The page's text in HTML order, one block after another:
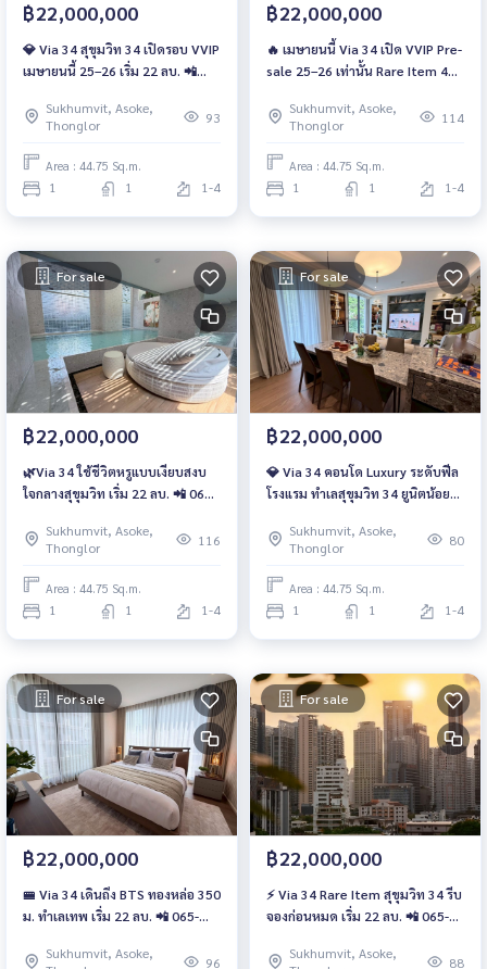
฿22,000,000
💎 Via 34 สุขุมวิท 34 เปิดรอบ VVIP
เมษายนนี้ 25–26 เริ่ม 22 ลบ. 📲
LINE : @wsrcondo
Sukhumvit, Asoke,
Thonglor
93
Area : 44.75 Sq.m.
1 1 1-4
฿22,000,000
🔥 เมษายนนี้ Via 34 เปิด VVIP Pre-
sale 25–26 เท่านั้น Rare Item 45
6166142 | LINE: @wsrcondo
Sukhumvit, Asoke,
Thonglor
114
Area : 44.75 Sq.m.
1 1 1-4
For sale
฿22,000,000
🌿Via 34 ใช้ชีวิตหรูแบบเงียบสงบ
ใจกลางสุขุมวิท เริ่ม 22 ลบ. 📲 065-
@wsrcondo
Sukhumvit, Asoke,
Thonglor
116
Area : 44.75 Sq.m.
1 1 1-4
For sale
฿22,000,000
💎 Via 34 คอนโด Luxury ระดับฟีล
โรงแรม ทำเลสุขุมวิท 34 ยูนิตน้อย
065-5639565 | LINE : @wsrcondo
Sukhumvit, Asoke,
Thonglor
80
Area : 44.75 Sq.m.
1 1 1-4
For sale
฿22,000,000
🚝 Via 34 เดินถึง BTS ทองหล่อ 350
ม. ทำเลเทพ เริ่ม 22 ลบ. 📲 065-
@wsrcondo
Sukhumvit, Asoke,
96
For sale
฿22,000,000
⚡ Via 34 Rare Item สุขุมวิท 34 รีบ
จองก่อนหมด เริ่ม 22 ลบ. 📲 065-
@wsrcondo
Sukhumvit, Asoke,
88